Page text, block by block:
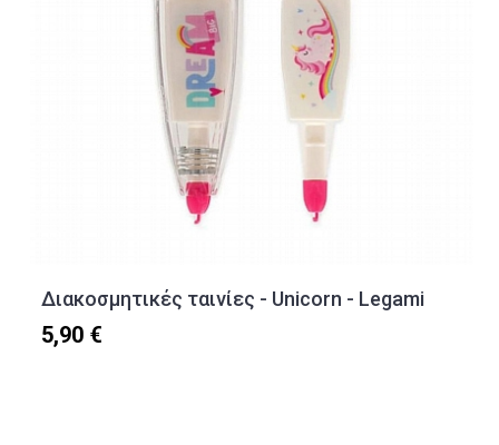
Διακοσμητικές ταινίες - Unicorn - Legami
5,90 €